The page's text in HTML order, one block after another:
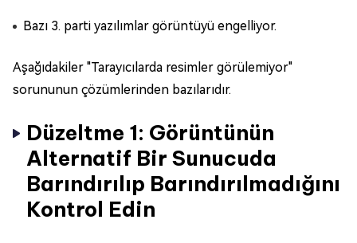
Bazı 3. parti yazılımlar görüntüyü engelliyor.
Aşağıdakiler "Tarayıcılarda resimler görülemiyor"
sorununun çözümlerinden bazılarıdır.
Düzeltme 1: Görüntünün
Alternatif Bir Sunucuda
Barındırılıp Barındırılmadığını
Kontrol Edin